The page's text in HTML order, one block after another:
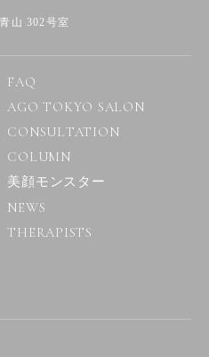
山 302号室
FAQ
AGO TOKYO SALON
CONSULTATION
COLUMN
美顔モンスター
NEWS
THERAPISTS